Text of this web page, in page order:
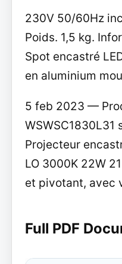
230V 50/60Hz
Poids. 1,5 kg.
Spot encastré
en aluminium
5 feb 2023 —
WSWSC1830L31
Projecteur
LO 3000K 22W
et pivotant, avec
Full PDF